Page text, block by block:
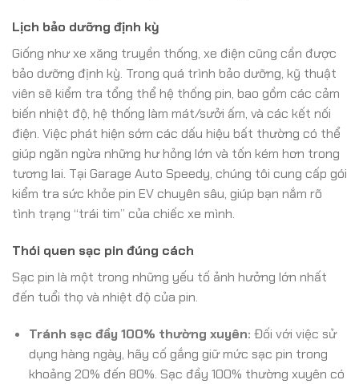
Lịch bảo dưỡng định kỳ
Giống như xe xăng truyền thống, xe điện cũng cần được
bảo dưỡng định kỳ. Trong quá trình bảo dưỡng, kỹ thuật
viên sẽ kiểm tra tổng thể hệ thống pin, bao gồm các cảm
biến nhiệt độ, hệ thống làm mát/sưởi ấm, và các kết nối
điện. Việc phát hiện sớm các dấu hiệu bất thường có thể
giúp ngăn ngừa những hư hỏng lớn và tốn kém hơn trong
tương lai. Tại Garage Auto Speedy, chúng tôi cung cấp gói
kiểm tra sức khỏe pin EV chuyên sâu, giúp bạn nắm rõ
tình trạng “trái tim” của chiếc xe mình.
Thói quen sạc pin đúng cách
Sạc pin là một trong những yếu tố ảnh hưởng lớn nhất
đến tuổi thọ và nhiệt độ của pin.
Tránh sạc đầy 100% thường xuyên: Đối với việc sử
dụng hàng ngày, hãy cố gắng giữ mức sạc pin trong
khoảng 20% đến 80%. Sạc đầy 100% thường xuyên có